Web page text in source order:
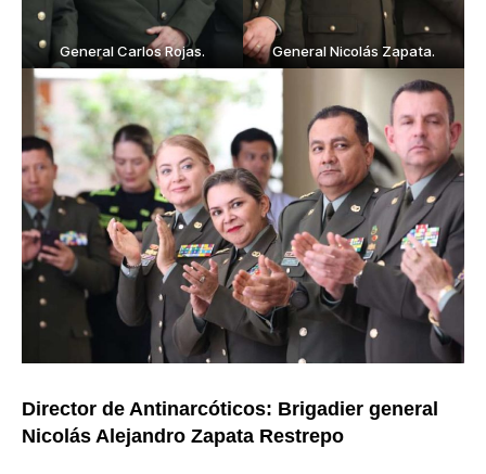
General Carlos Rojas. General Nicolás Zapata.
Director de Antinarcóticos: Brigadier general
Nicolás Alejandro Zapata Restrepo